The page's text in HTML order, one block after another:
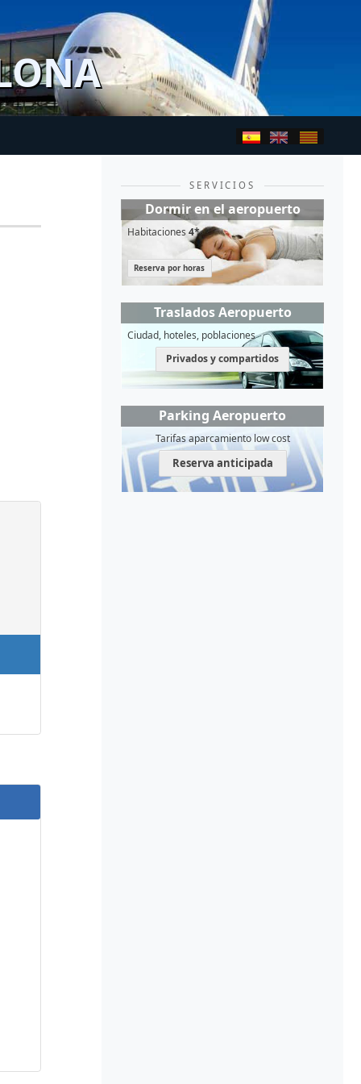
SERVICIOS
Dormir en el aeropuerto
Habitaciones4*
Reserva por horas
Traslados Aeropuerto
Ciudad, hoteles, poblaciones
Privados y compartidos
Parking Aeropuerto
Tarifas aparcamiento low cost
Reserva anticipada